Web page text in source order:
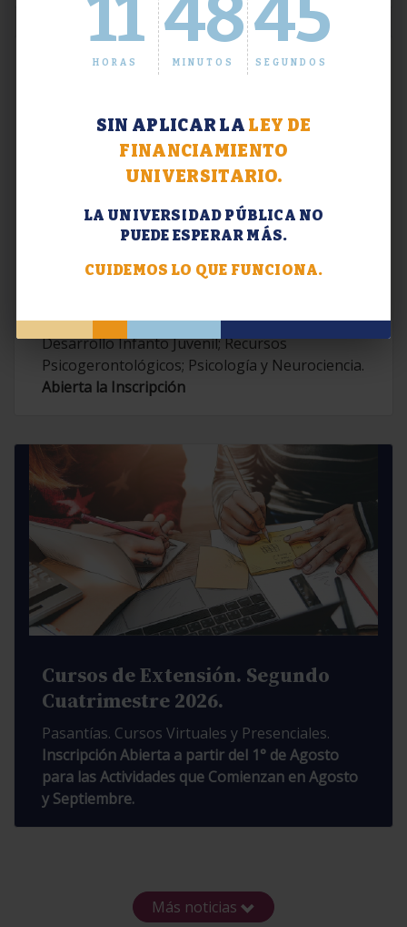
11
HORAS
48
MINUTOS
46
SEGUNDOS
SIN APLICAR LA LEY DE
FINANCIAMIENTO
UNIVERSITARIO.
LA UNIVERSIDAD PÚBLICA NO
PUEDE ESPERAR MÁS.
CUIDEMOS LO QUE FUNCIONA.
Extensión. Diplomaturas 2026.
Contemporáneas; Problemáticas en el
Desarrollo Infanto Juvenil; Recursos
Psicogerontológicos; Psicología y Neurociencia.
Abierta la Inscripción
Cursos de Extensión. Segundo
Cuatrimestre 2026.
Pasantías. Cursos Virtuales y Presenciales.
Inscripción Abierta a partir del 1° de Agosto
para las Actividades que Comienzan en Agosto
y Septiembre.
Más noticias